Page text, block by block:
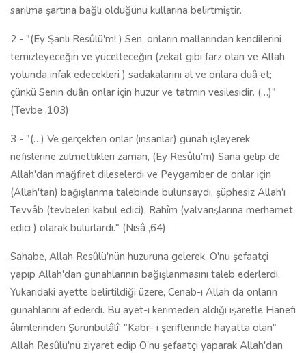
sarılma şartına bağlı olduğunu kullarına belirtmiştir.
2 - "(Ey Şanlı Resûlü'm! ) Sen, onların mallarından kendilerini
temizleyeceğin ve yücelteceğin (zekat gibi farz olan ve Allah
yolunda infak edecekleri ) sadakalarını al ve onlara duâ et;
çünkü Senin duân onlar için huzur ve tatmin vesilesidir. (…)"
(Tevbe ,103)
3 - "(…) Ve gerçekten onlar (insanlar) günah işleyerek
nefislerine zulmettikleri zaman, (Ey Resûlü'm) Sana gelip de
Allah'dan mağfiret dileselerdi ve Peygamber de onlar için
(Allah'tan) bağışlanma talebinde bulunsaydı, şüphesiz Allah'ı
Tevvâb (tevbeleri kabul edici), Rahîm (yalvarışlarına merhamet
edici ) olarak bulurlardı." (Nisâ ,64)
Sahabe, Allah Resûlü'nün huzuruna gelerek, O'nu şefaatçi
yapıp Allah'dan günahlarının bağışlanmasını taleb ederlerdi.
Yukarıdaki ayette belirtildiği üzere, Cenab-ı Allah da onların
günahlarını af ederdi. Bu ayet-i kerimeden aldığı işaretle Hanefi
âlimlerinden Şurunbulâlî, "Kabr- i şeriflerinde hayatta olan"
Allah Resûlü'nü ziyaret edip O'nu şefaatçi yaparak Allah'dan